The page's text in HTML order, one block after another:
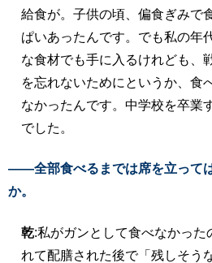
給食が。子供の頃、偏食ぎみで
ぱいあったんです。でも私の年
な食材でも手に入るけれども、
を忘れないためにというか、食
なかったんです。中学校を卒業
でした。
――全部食べるまでは席を立って
か。
乾:私がガンとして食べなかっ
れて配膳された後で「残しそう